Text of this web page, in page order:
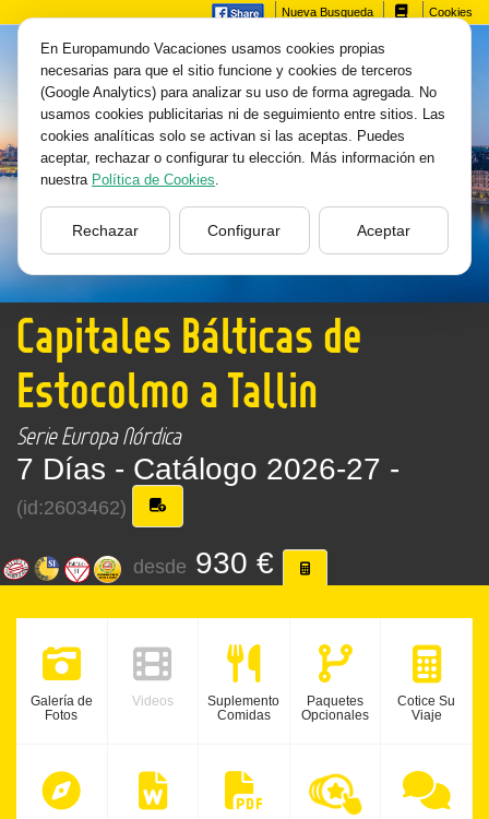
Nueva Busqueda Cookies
Capitales Bálticas de
Estocolmo a Tallin
Serie Europa Nórdica
7 Días - Catálogo 2026-27 -
(id:2603462)
desde 930 €
Galería de
Fotos
Videos
Suplemento
Comidas
Paquetes
Opcionales
Cotice Su
Viaje
En Europamundo Vacaciones usamos cookies propias
necesarias para que el sitio funcione y cookies de terceros
(Google Analytics) para analizar su uso de forma agregada. No
usamos cookies publicitarias ni de seguimiento entre sitios. Las
cookies analíticas solo se activan si las aceptas. Puedes
aceptar, rechazar o configurar tu elección. Más información en
nuestra Política de Cookies.
Rechazar Configurar Aceptar